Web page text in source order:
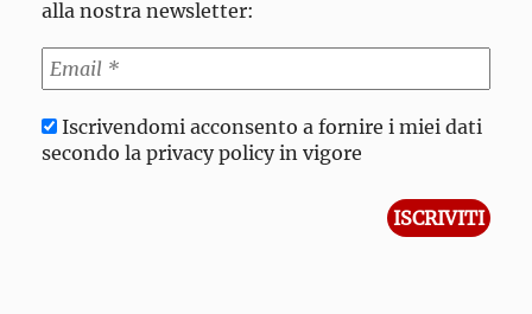
alla nostra newsletter:
Iscrivendomi acconsento a fornire i miei dati
secondo la privacy policy in vigore